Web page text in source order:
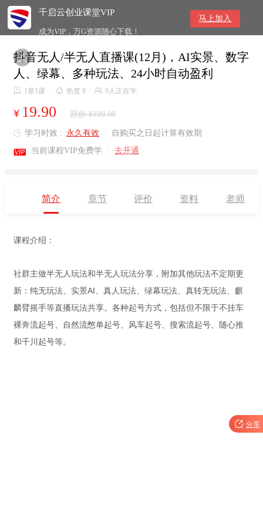
千启云创业课堂VIP
成为VIP，万G资源随心下载！
马上加入

抖音无人/半无人直播课(12月)，AI实景、数字
人、绿幕、多种玩法、24小时自动盈利
 1章1课  热度 8  0人正在学
¥ 19.90 原价 ¥199.00
 学习时效 : 永久有效 自购买之日起计算有效期
 当前课程VIP免费学 去开通
简介 章节 评价 资料 老师
课程介绍：
社群主做半无人玩法和半无人玩法分享，附加其他玩法不定期更
新：纯无玩法、实景AI、真人玩法、绿幕玩法、真转无玩法、麒
麟臂摇手等直播玩法共享。各种起号方式，包括但不限于不挂车
裸奔流起号、自然流憋单起号、风车起号、搜索流起号、随心推
和千川起号等。
 分享